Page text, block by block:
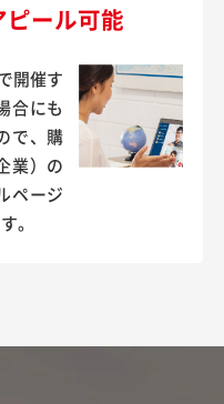
ール可能
開催す
合にも
で、購
業）の
ページ
。